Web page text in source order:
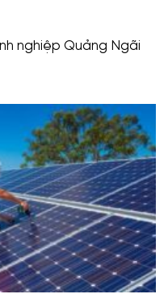
nghiệp Quảng Ngãi